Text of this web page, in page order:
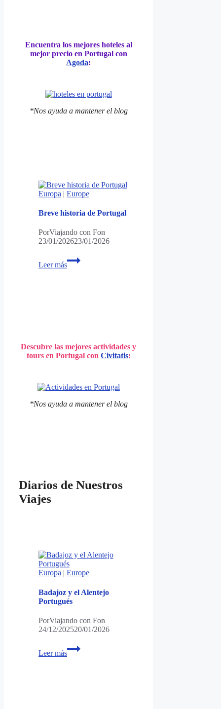
Encuentra los mejores hoteles al
mejor precio en Portugal con
Agoda:
*Nos ayuda a mantener el blog
Europa | Europe
Breve historia de Portugal
PorViajando con Fon
23/01/202623/01/2026
Leer más
Breve
historia
Descubre las mejores actividades y
tours en Portugal con Civitatis:
*Nos ayuda a mantener el blog
Diarios de Nuestros
Viajes
Europa | Europe
Badajoz y el Alentejo
Portugués
PorViajando con Fon
24/12/202520/01/2026
Leer más
Badajoz
y